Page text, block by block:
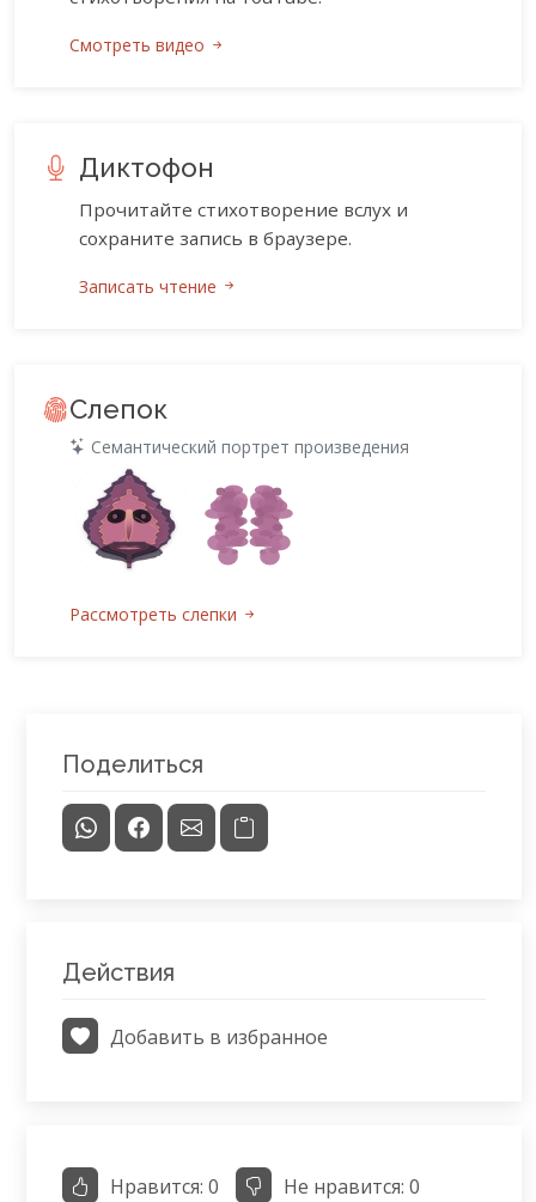
Смотреть видео
Диктофон
Прочитайте стихотворение вслух и
сохраните запись в браузере.
Записать чтение
Слепок
Семантический портрет произведения
Рассмотреть слепки
Поделиться
Действия
Добавить в избранное
Нравится: 0 Не нравится: 0